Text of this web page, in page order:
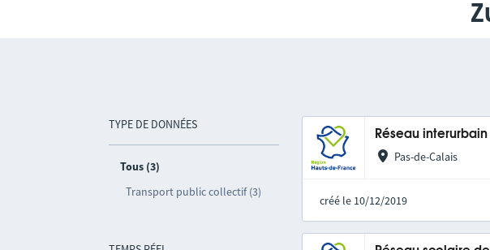
TYPE DE DONNÉES
Tous (3)
Transport public collectif (3)
Réseau
Pas-de-Calais
créé le 10/12/2019